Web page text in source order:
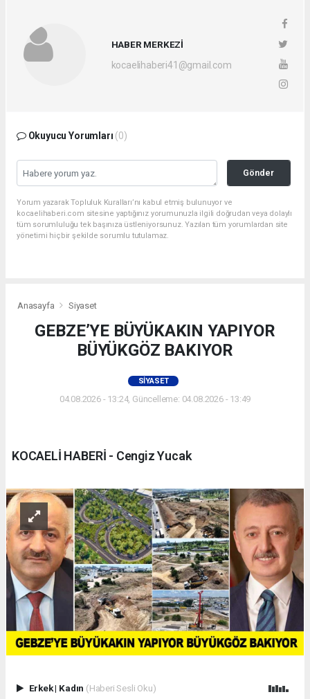
HABER MERKEZİ
kocaelihaberi41@gmail.com
Okuyucu Yorumları (0)
Gönder
Yorum yazarak Topluluk Kuralları’nı kabul etmiş bulunuyor ve
kocaelihaberi.com sitesine yaptığınız yorumunuzla ilgili doğrudan veya dolaylı
tüm sorumluluğu tek başınıza üstleniyorsunuz. Yazılan tüm yorumlardan site
yönetimi hiçbir şekilde sorumlu tutulamaz.
Anasayfa Siyaset
GEBZE’YE BÜYÜKAKIN YAPIYOR
BÜYÜKGÖZ BAKIYOR
SIYASET
04.08.2026 - 13:24, Güncelleme: 04.08.2026 - 13:49
KOCAELİ HABERİ - Cengiz Yucak
Erkek| Kadın (Haberi Sesli Oku)